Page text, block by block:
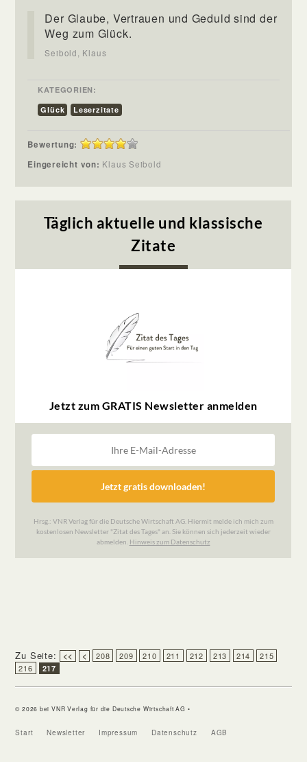
Der Glaube, Vertrauen und Geduld sind der
Weg zum Glück.
Seibold, Klaus
KATEGORIEN:
Glück
Leserzitate
Bewertung:
Eingereicht von: Klaus Seibold
Zu Seite: << < 208 209 210 211 212 213 214
215
216
217
© 2026 bei VNR Verlag für die Deutsche Wirtschaft AG •
Start Newsletter Impressum Datenschutz AGB